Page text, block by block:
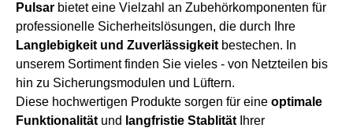
Pulsar bietet eine Vielzahl an Zubehörkomponenten für
professionelle Sicherheitslösungen, die durch Ihre
Langlebigkeit und Zuverlässigkeit bestechen. In
unserem Sortiment finden Sie vieles - von Netzteilen bis
hin zu Sicherungsmodulen und Lüftern.
Diese hochwertigen Produkte sorgen für eine optimale
Funktionalität und langfristie Stablität Ihrer